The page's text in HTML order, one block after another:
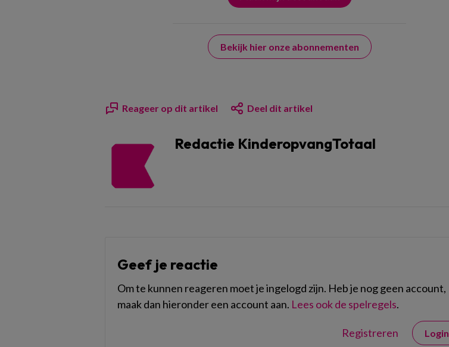
Bekijk hier onze abonnementen
Reageer op dit artikel Deel dit artikel
Redactie KinderopvangTotaal
Geef je reactie
Om te kunnen reageren moet je ingelogd zijn. Heb je nog geen account,
maak dan hieronder een account aan. Lees ook de spelregels.
Registreren Login